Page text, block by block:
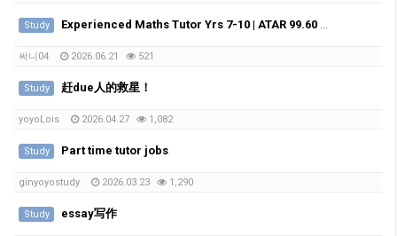
Study Experienced Maths Tutor Yrs 7-10 | ATAR 99.60 | Medical Student
써니04 2026.06.21 521
Study 赶due人的救星！
yoyoLois 2026.04.27 1,082
Study Part time tutor jobs
ginyoyostudy 2026.03.23 1,290
Study essay写作